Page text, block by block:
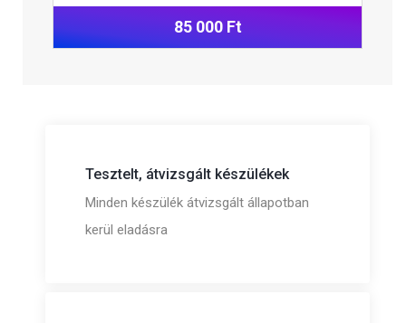
85 000 Ft
Tesztelt, átvizsgált készülékek
Minden készülék átvizsgált állapotban
kerül eladásra